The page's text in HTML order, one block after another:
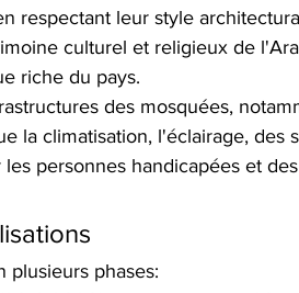
respectant leur style
culturel et religieux de
riche du pays.
des mosquées,
la climatisation, l'éclairage, des
les personnes handicapées et
plusieurs phases: